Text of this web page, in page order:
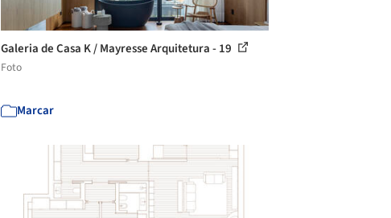
Galeria de Casa K / Mayresse Arquitetura - 19
Foto
Marcar